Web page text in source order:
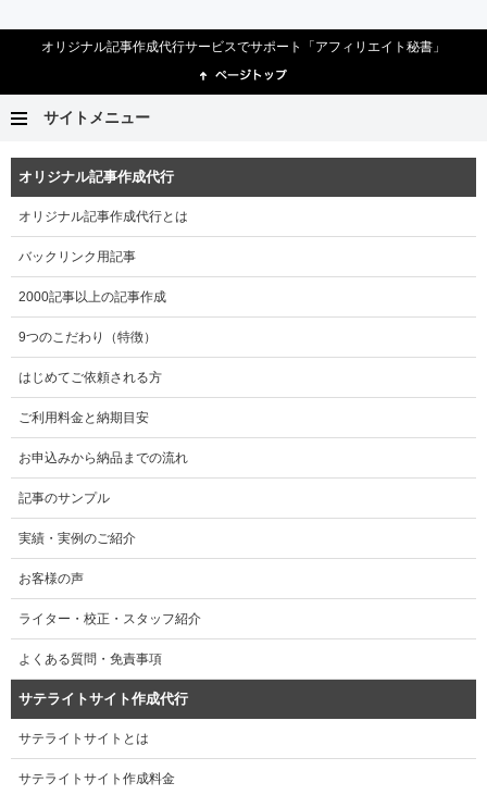
オリジナル記事作成代行サービスでサポート「アフィリエイト秘書」
サイトメニュー
オリジナル記事作成代行
オリジナル記事作成代行とは
バックリンク用記事
2000記事以上の記事作成
9つのこだわり（特徴）
はじめてご依頼される方
ご利用料金と納期目安
お申込みから納品までの流れ
記事のサンプル
実績・実例のご紹介
お客様の声
ライター・校正・スタッフ紹介
よくある質問・免責事項
サテライトサイト作成代行
サテライトサイトとは
サテライトサイト作成料金